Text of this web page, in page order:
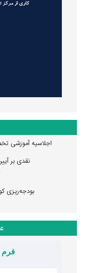
اجلاسیه آموزشی
نقدی بر
بودجه‌ریزی
فرم